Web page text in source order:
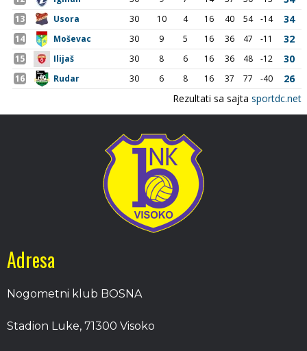
Adresa
Nogometni klub BOSNA
Stadion Luke, 71300 Visoko